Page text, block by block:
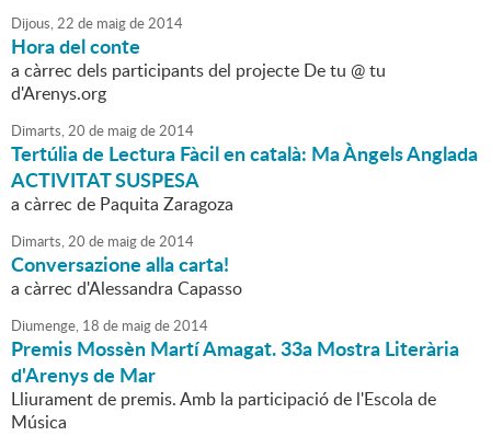
Dijous,22 de maigde2014
Hora del conte
a càrrec dels participants del projecte De tu @ tu
d'Arenys.org
Dimarts,20 de maigde2014
Tertúlia de Lectura Fàcil en català: Ma Àngels Anglada
ACTIVITAT SUSPESA
a càrrec de Paquita Zaragoza
Dimarts,20 de maigde2014
Conversazione alla carta!
a càrrec d'Alessandra Capasso
Diumenge, 18 de maigde2014
Premis Mossèn Martí Amagat. 33a Mostra Literària
d'Arenys de Mar
Lliurament de premis. Amb la participació de l'Escola de
Música